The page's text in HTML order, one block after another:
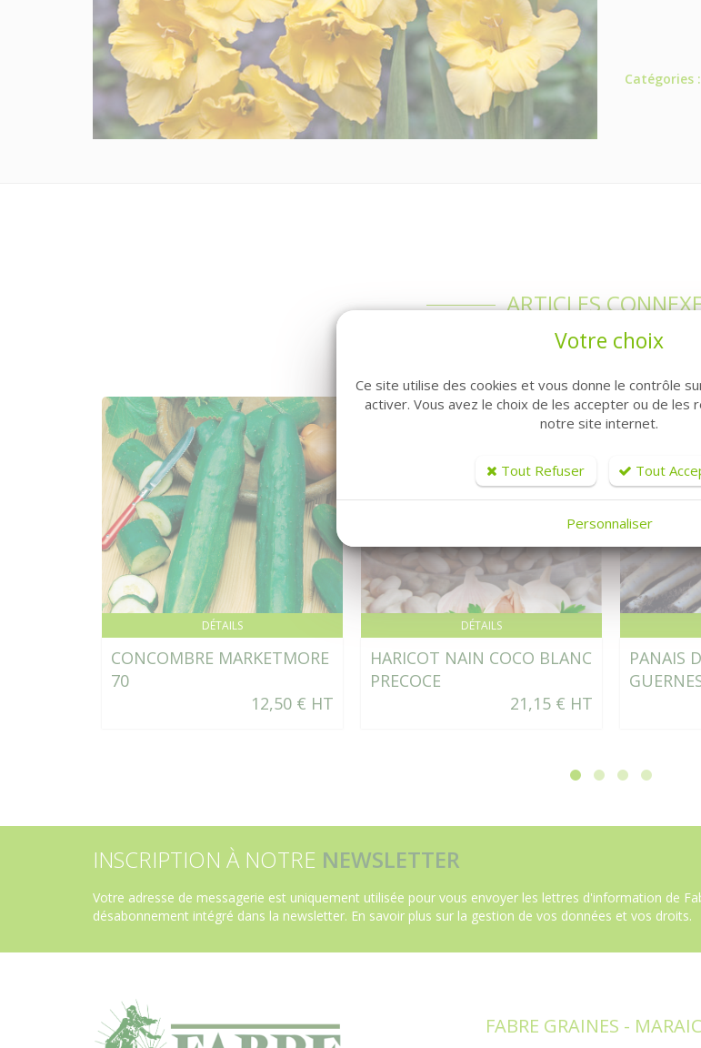
Catégories :
ARTICLES
DÉTAILS
CONCOMBRE MARKETMORE
70
12,50 € HT
DÉTAILS
HARICOT NAIN COCO BLANC
PRECOCE
21,15 € HT
PANAIS
INSCRIPTION À NOTRE NEWSLETTER
Votre adresse de messagerie est uniquement utilisée pour vous envoyer les lettres d'information de
désabonnement intégré dans la newsletter. En savoir plus sur la gestion de vos données et vos droits.
FABRE GRAINES -
Votre choix
Ce site utilise des cookies et vous donne le contrôle
activer. Vous avez le choix de les accepter ou de les
notre site internet.
Tout Refuser Tout
Personnaliser